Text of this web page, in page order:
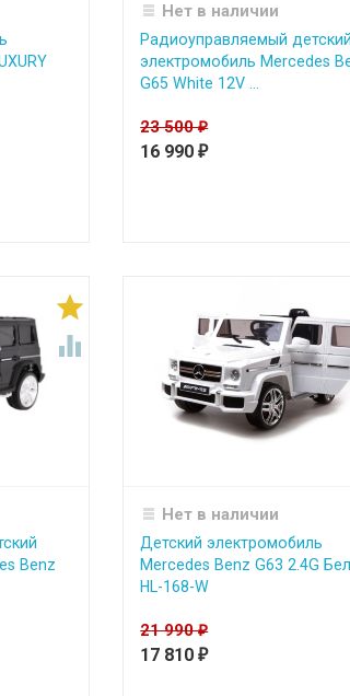
Нет в наличии
Радиоуправляемый
электромобиль Mercedes
G65 White 12V ...
23 500₽
16 990₽


Benz
Нет в наличии
Детский электромобиль
Mercedes Benz G63 2.4G
HL-168-W
21 990₽
17 810₽